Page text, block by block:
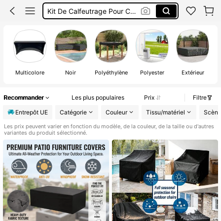
Climatiseur Mobile
Calfeutrage Fenêtre Clim
Multicolore Noir Polyéthylène Polyester Extérieur
Recommander Les plus populaires Prix
Filtre
Entrepôt UE
Catégorie Couleur Tissu/matériel
Les prix peuvent varier en fonction du modèle, de la couleur, de la taille ou d'autres
variantes du produit sélectionné.